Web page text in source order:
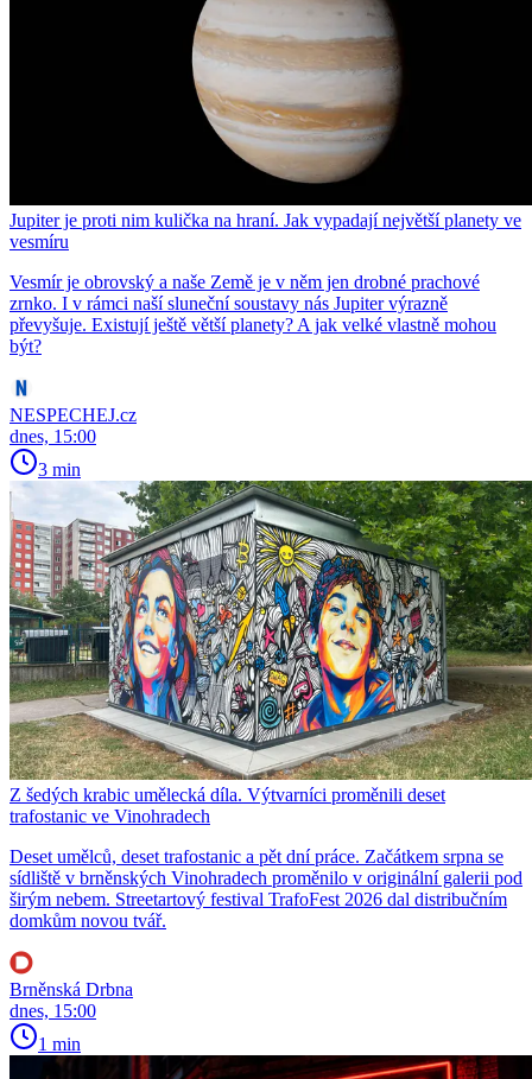
Jupiter je proti nim kulička na hraní. Jak vypadají největší planety ve
vesmíru
Vesmír je obrovský a naše Země je v něm jen drobné prachové
zrnko. I v rámci naší sluneční soustavy nás Jupiter výrazně
převyšuje. Existují ještě větší planety? A jak velké vlastně mohou
být?
NESPECHEJ.cz
dnes, 15:00
3 min
Z šedých krabic umělecká díla. Výtvarníci proměnili deset
trafostanic ve Vinohradech
Deset umělců, deset trafostanic a pět dní práce. Začátkem srpna se
sídliště v brněnských Vinohradech proměnilo v originální galerii pod
širým nebem. Streetartový festival TrafoFest 2026 dal distribučním
domkům novou tvář.
Brněnská Drbna
dnes, 15:00
1 min